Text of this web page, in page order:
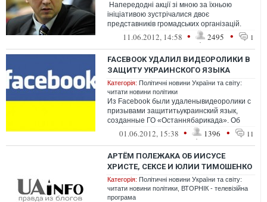
Напередодні акції зі мною за їхньою
ініціативою зустрічалися двоє
представників громадських організацій.
Але і вони мене не питали щодо наших
11.06.2012, 14:58 • 2495 • 1
FACEBOOK УДАЛИЛ ВИДЕОРОЛИКИ В
ЗАЩИТУ УКРАИНСКОГО ЯЗЫКА
Категорія: Політичні новини України та світу:
читати новини політики
Из Facebook были удаленывидеоролики с
призывами защититьукраинский язык,
созданные ГО «Останнябарикада». Об
этом сообщают
администраторысообщества «Ос...
01.06.2012, 15:38 • 1396 • 11
АРТЁМ ПОЛЕЖАКА ОБ ИИСУСЕ
ХРИСТЕ, СЕКСЕ И ЮЛИИ ТИМОШЕНКО
Категорія: Політичні новини України та світу:
читати новини політики ВТОРНІК - телевізійна
програма